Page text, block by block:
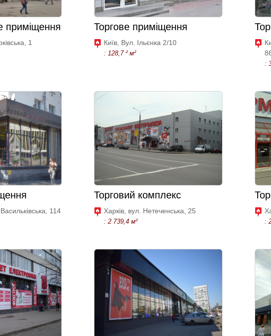
приміщення
1
Торгове приміщення
Київ, Вул. Ільєнка 2/10
: 128,7 ² м²
:
114
Торговий комплекс
Харків, вул. Нетеченська, 25
: 2 739,4 м² :